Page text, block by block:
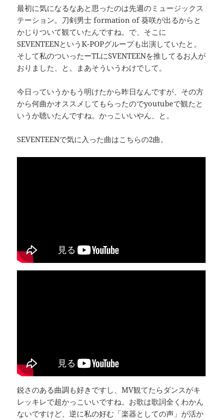
最初に気になるなあと思ったのは先週のミュージックス
テーション。刀剣男士 formation of 葵咲が出るからと
かじりついて観ていたんですね。で、そこに
SEVENTEENというK-POPグループも出演していたと。
そして私のついったーTLにSVENTEENを推してるお人が
おりました、と。まあそういうわけでして。
今日っていうかもう明けたから昨日なんですが、その方
から何曲かオススメしてもらったのでyoutubeで観たと
いうか聴いたんですね。かっこいいやん、と。
SEVENTEENで気に入った曲はこちらの2曲。
鋭さのある曲調も好きですし、MV観てたらダンスがキ
レッキレで超かっこいいですね。お歌は歌詞全くわかん
ないですけど、逆に私の好む「楽器としての声」が活か